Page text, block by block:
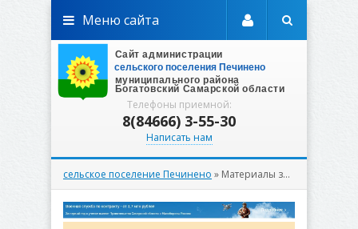
Телефоны приемной:
8(84666) 3-55-30
Написать нам
Меню сайта
сельское поселение Печинено » Материалы за Август 2024 года